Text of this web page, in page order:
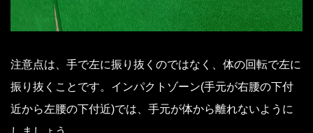
注意点は、手で左に振り抜くのではなく、体の回転で左に
振り抜くことです。インパクトゾーン(手元が右腰の下付
近から左腰の下付近)では、手元が体から離れないように